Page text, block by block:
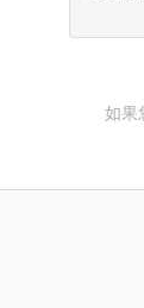
如果